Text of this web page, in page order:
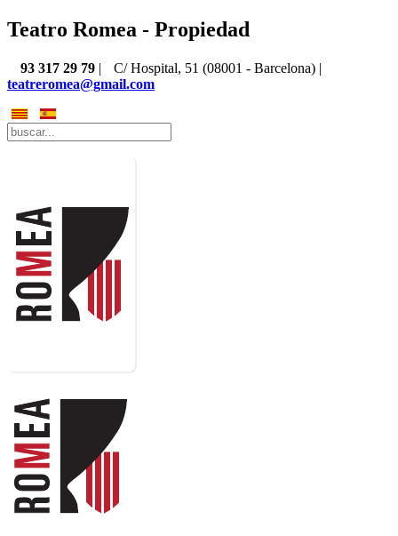
Teatro Romea - Propiedad
93 317 29 79 |
C/ Hospital, 51 (08001 - Barcelona) |
teatreromea@gmail.com